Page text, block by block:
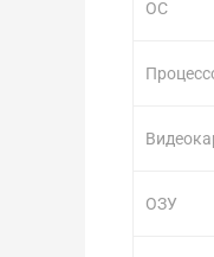
ОС
ОЗУ